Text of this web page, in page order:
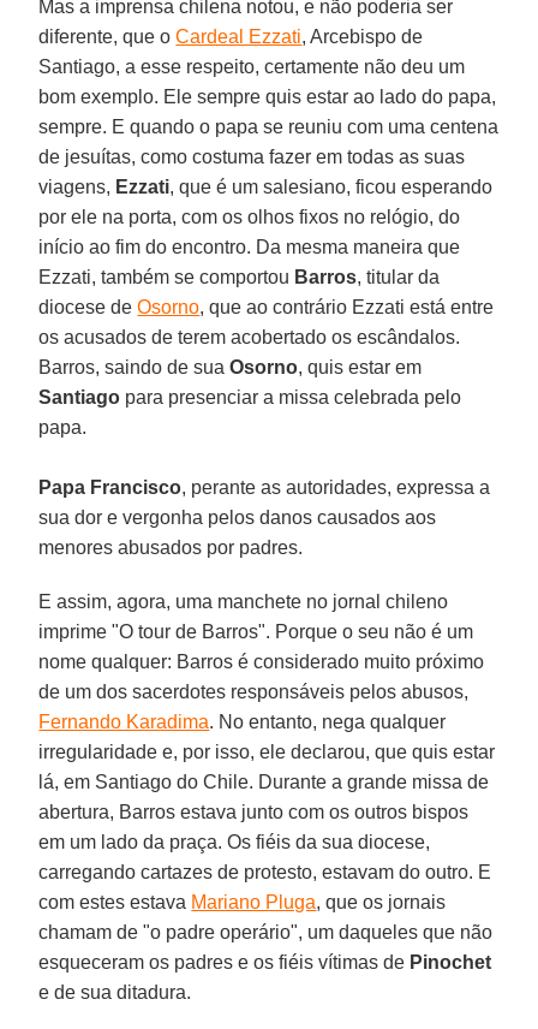
Mas a imprensa chilena notou, e não poderia ser
diferente, que oCardeal Ezzati, Arcebispo de
Santiago, a esse respeito, certamente não deu um
bom exemplo. Ele sempre quis estar ao lado do papa,
sempre. E quando o papa se reuniu com uma centena
de jesuítas, como costuma fazer em todas as suas
viagens, Ezzati, que é um salesiano, ficou esperando
por ele na porta, com os olhos fixos no relógio, do
início ao fim do encontro. Da mesma maneira que
Ezzati, também se comportou Barros, titular da
diocese deOsorno, que ao contrário Ezzati está entre
os acusados de terem acobertado os escândalos.
Barros, saindo de suaOsorno, quis estar em
Santiago para presenciar a missa celebrada pelo
papa.
Papa Francisco, perante as autoridades, expressa a
sua dor e vergonha pelos danos causados aos
menores abusados por padres.
E assim, agora, uma manchete no jornal chileno
imprime "O tour de Barros". Porque o seu não é um
nome qualquer: Barros é considerado muito próximo
de um dos sacerdotes responsáveis pelos abusos,
Fernando Karadima. No entanto, nega qualquer
irregularidade e, por isso, ele declarou, que quis estar
lá, em Santiago do Chile. Durante a grande missa de
abertura, Barros estava junto com os outros bispos
em um lado da praça. Os fiéis da sua diocese,
carregando cartazes de protesto, estavam do outro. E
com estes estava Mariano Pluga, que os jornais
chamam de "o padre operário", um daqueles que não
esqueceram os padres e os fiéis vítimas de Pinochet
e de sua ditadura.